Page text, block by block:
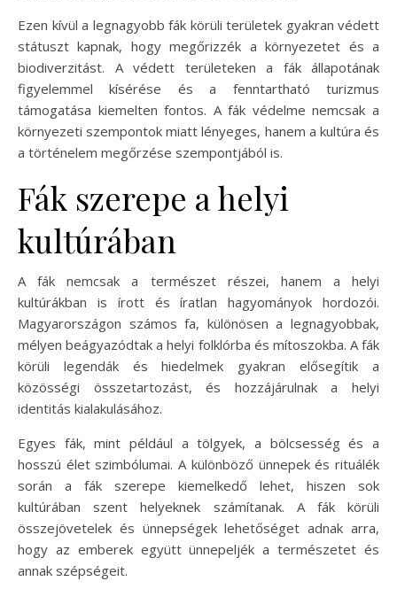
Ezen kívül a legnagyobb fák körüli területek gyakran védett
státuszt kapnak, hogy megőrizzék a környezetet és a
biodiverzitást. A védett területeken a fák állapotának
figyelemmel kísérése és a fenntartható turizmus
támogatása kiemelten fontos. A fák védelme nemcsak a
környezeti szempontok miatt lényeges, hanem a kultúra és
a történelem megőrzése szempontjából is.
Fák szerepe a helyi
kultúrában
A fák nemcsak a természet részei, hanem a helyi
kultúrákban is írott és íratlan hagyományok hordozói.
Magyarországon számos fa, különösen a legnagyobbak,
mélyen beágyazódtak a helyi folklórba és mítoszokba. A fák
körüli legendák és hiedelmek gyakran elősegítik a
közösségi összetartozást, és hozzájárulnak a helyi
identitás kialakulásához.
Egyes fák, mint például a tölgyek, a bölcsesség és a
hosszú élet szimbólumai. A különböző ünnepek és rituálék
során a fák szerepe kiemelkedő lehet, hiszen sok
kultúrában szent helyeknek számítanak. A fák körüli
összejövetelek és ünnepségek lehetőséget adnak arra,
hogy az emberek együtt ünnepeljék a természetet és
annak szépségeit.